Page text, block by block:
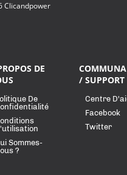
Clicandpower
DE
De
Sommes-
?
/ SUPPORT
Centre
Facebook
Twitter